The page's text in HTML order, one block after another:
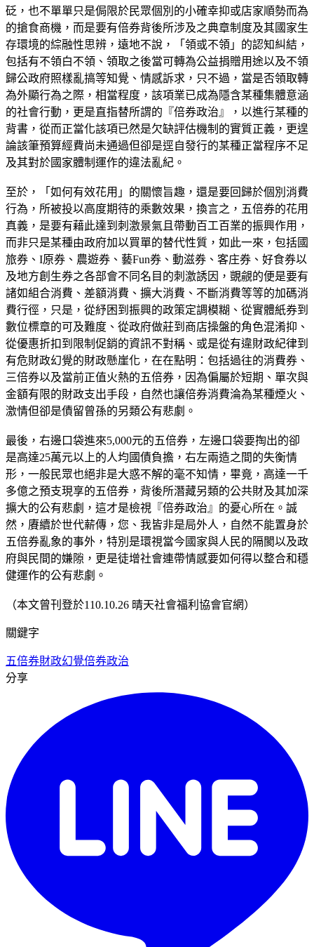
砭，也不單單只是侷限於民眾個別的小確幸抑或店家順勢而為
的搶食商機，而是要有倍券背後所涉及之典章制度及其國家生
存環境的綜融性思辨，遠地不說，「領或不領」的認知糾結，
包括有不領白不領、領取之後當可轉為公益捐贈用途以及不領
歸公政府照樣亂搞等知覺、情感訴求，只不過，當是否領取轉
為外顯行為之際，相當程度，該項業已成為隱含某種集體意涵
的社會行動，更是直指替所謂的『倍券政治』，以進行某種的
背書，從而正當化該項已然是欠缺評估機制的實質正義，更遑
論該筆預算經費尚未通過但卻是逕自發行的某種正當程序不足
及其對於國家體制運作的違法亂紀。
至於，「如何有效花用」的關懷旨趣，還是要回歸於個別消費
行為，所被投以高度期待的乘數效果，換言之，五倍券的花用
真義，是要有藉此達到刺激景氣且帶動百工百業的振興作用，
而非只是某種由政府加以買單的替代性質，如此一來，包括國
旅券、I原券、農遊券、藝Fun券、動滋券、客庄券、好食券以
及地方創生券之各部會不同名目的刺激誘因，覬覦的便是要有
諸如組合消費、差額消費、擴大消費、不斷消費等等的加碼消
費行徑，只是，從紓困到振興的政策定調模糊、從實體紙券到
數位標章的可及難度、從政府做莊到商店操盤的角色混淆抑、
從優惠折扣到限制促銷的資訊不對稱、或是從有違財政紀律到
有危財政幻覺的財政懸崖化，在在點明：包括過往的消費券、
三倍券以及當前正值火熱的五倍券，因為偏屬於短期、單次與
金額有限的財政支出手段，自然也讓倍券消費淪為某種煙火、
激情但卻是債留曾孫的另類公有悲劇。
最後，右邊口袋進來5,000元的五倍券，左邊口袋要掏出的卻
是高達25萬元以上的人均國債負擔，右左兩造之間的失衡情
形，一般民眾也絕非是大惑不解的毫不知情，畢竟，高達一千
多億之預支現享的五倍券，背後所潛藏另類的公共財及其加深
擴大的公有悲劇，這才是檢視『倍券政治』的憂心所在。誠
然，賡續於世代薪傳，您、我皆非是局外人，自然不能置身於
五倍券亂象的事外，特別是環視當今國家與人民的隔閡以及政
府與民間的嫌隙，更是徒增社會連帶情感要如何得以整合和穩
健運作的公有悲劇。
（本文曾刊登於110.10.26 晴天社會福利協會官網）
關鍵字
五倍券財政幻覺倍券政治
分享